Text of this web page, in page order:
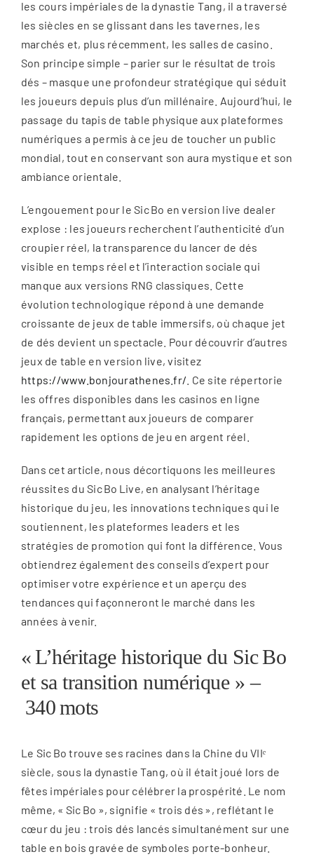
les cours impériales de la dynastie Tang, il a traversé
les siècles en se glissant dans les tavernes, les
marchés et, plus récemment, les salles de casino.
Son principe simple – parier sur le résultat de trois
dés – masque une profondeur stratégique qui séduit
les joueurs depuis plus d’un millénaire. Aujourd’hui, le
passage du tapis de table physique aux plateformes
numériques a permis à ce jeu de toucher un public
mondial, tout en conservant son aura mystique et son
ambiance orientale.
L’engouement pour le Sic Bo en version live dealer
explose : les joueurs recherchent l’authenticité d’un
croupier réel, la transparence du lancer de dés
visible en temps réel et l’interaction sociale qui
manque aux versions RNG classiques. Cette
évolution technologique répond à une demande
croissante de jeux de table immersifs, où chaque jet
de dés devient un spectacle. Pour découvrir d’autres
jeux de table en version live, visitez
https://www.bonjourathenes.fr/ . Ce site répertorie
les offres disponibles dans les casinos en ligne
français, permettant aux joueurs de comparer
rapidement les options de jeu en argent réel.
Dans cet article, nous décortiquons les meilleures
réussites du Sic Bo Live, en analysant l’héritage
historique du jeu, les innovations techniques qui le
soutiennent, les plateformes leaders et les
stratégies de promotion qui font la différence. Vous
obtiendrez également des conseils d’expert pour
optimiser votre expérience et un aperçu des
tendances qui façonneront le marché dans les
années à venir.
« L’héritage historique du Sic Bo
et sa transition numérique » –
340 mots
Le Sic Bo trouve ses racines dans la Chine du VIIᵉ
siècle, sous la dynastie Tang, où il était joué lors de
fêtes impériales pour célébrer la prospérité. Le nom
même, « Sic Bo », signifie « trois dés », reflétant le
cœur du jeu : trois dés lancés simultanément sur une
table en bois gravée de symboles porte-bonheur.